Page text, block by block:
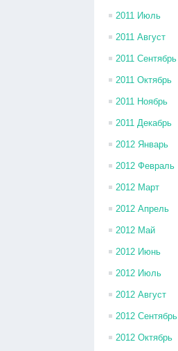
2011 Июль
2011 Август
2011 Сентябрь
2011 Октябрь
2011 Ноябрь
2011 Декабрь
2012 Январь
2012 Февраль
2012 Март
2012 Апрель
2012 Май
2012 Июнь
2012 Июль
2012 Август
2012 Сентябрь
2012 Октябрь